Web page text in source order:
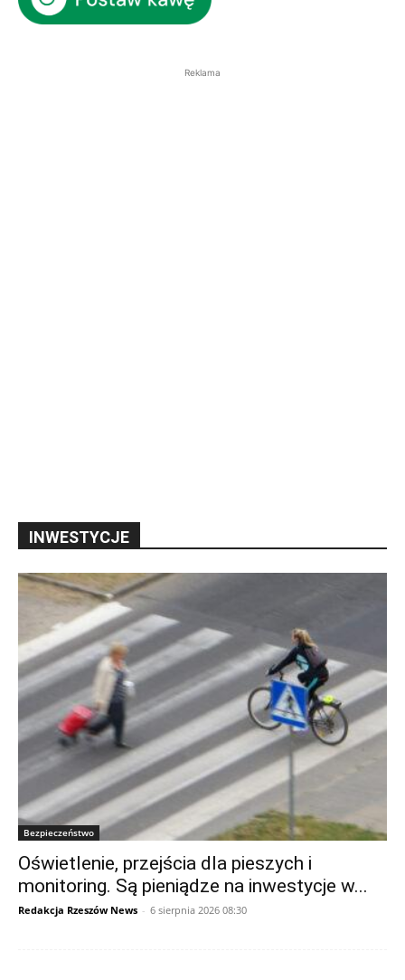
Reklama
INWESTYCJE
Bezpieczeństwo
Oświetlenie, przejścia dla pieszych i
monitoring. Są pieniądze na inwestycje w...
Redakcja Rzeszów News - 6 sierpnia 2026 08:30